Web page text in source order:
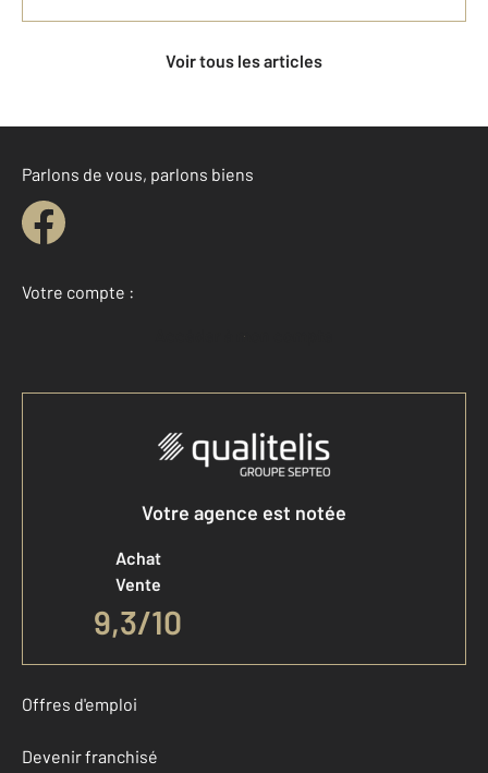
Voir tous les articles
Parlons de vous, parlons biens
Votre compte :
Accéder à mon compte
Votre agence est notée
Achat
Vente
9,3/10
Offres d'emploi
Devenir franchisé